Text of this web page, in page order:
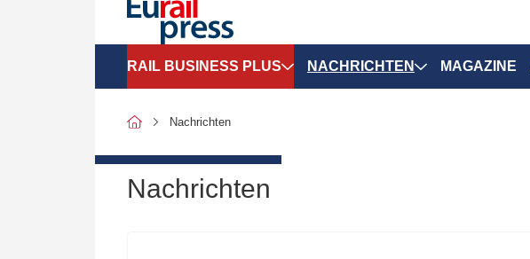
RAIL BUSINESS PLUS
SPNV-Marktdaten
NACHRICHTEN MAGAZINE
Nachrichten
Nachrichten